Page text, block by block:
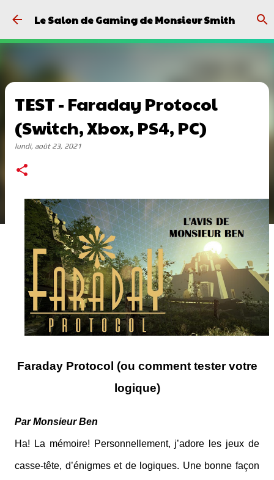
Passer au contenu principal
Le Salon de Gaming de Monsieur Smith
TEST - Faraday Protocol
(Switch, Xbox, PS4, PC)
lundi, août 23, 2021
Faraday Protocol (ou comment tester votre
logique)
Par Monsieur Ben
Ha! La mémoire! Personnellement, j’adore les jeux de
casse-tête, d’énigmes et de logiques. Une bonne façon